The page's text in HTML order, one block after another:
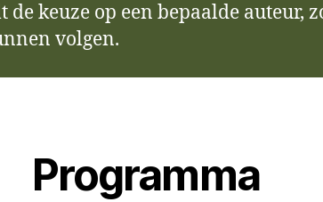
de keuze op een bepaalde auteur,
volgen.
Programma